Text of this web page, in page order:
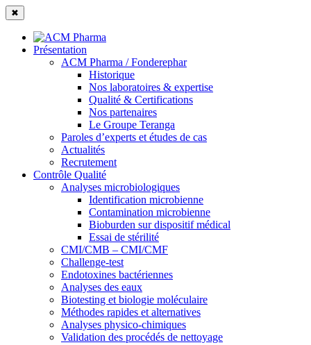
✖
Présentation
ACM Pharma / Fonderephar
Historique
Nos laboratoires & expertise
Qualité & Certifications
Nos partenaires
Le Groupe Teranga
Paroles d’experts et études de cas
Actualités
Recrutement
Contrôle Qualité
Analyses microbiologiques
Identification microbienne
Contamination microbienne
Bioburden sur dispositif médical
Essai de stérilité
CMI/CMB – CMI/CMF
Challenge-test
Endotoxines bactériennes
Analyses des eaux
Biotesting et biologie moléculaire
Méthodes rapides et alternatives
Analyses physico-chimiques
Validation des procédés de nettoyage